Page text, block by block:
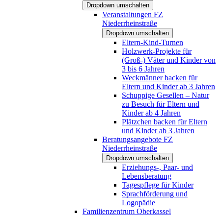
Dropdown umschalten
Veranstaltungen FZ
Niederrheinstraße
Dropdown umschalten
Eltern-Kind-Turnen
Holzwerk-Projekte für
(Groß-) Väter und Kinder von
3 bis 6 Jahren
Weckmänner backen für
Eltern und Kinder ab 3 Jahren
Schuppige Gesellen – Natur
zu Besuch für Eltern und
Kinder ab 4 Jahren
Plätzchen backen für Eltern
und Kinder ab 3 Jahren
Beratungsangebote FZ
Niederrheinstraße
Dropdown umschalten
Erziehungs-, Paar- und
Lebensberatung
Tagespflege für Kinder
Sprachförderung und
Logopädie
Familienzentrum Oberkassel